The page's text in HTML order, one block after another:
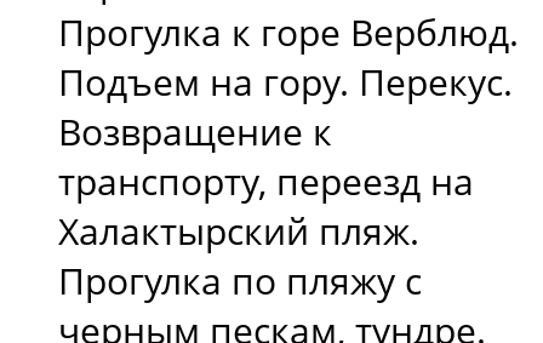
Прогулка к горе Верблюд.
Подъем на гору. Перекус.
Возвращение к
транспорту, переезд на
Халактырский пляж.
Прогулка по пляжу с
черным пескам, тундре.